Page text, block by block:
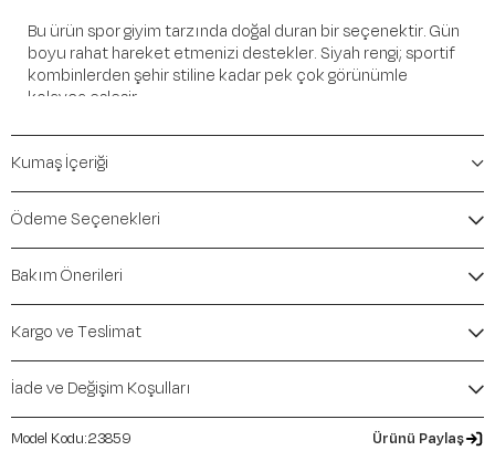
Bu ürün spor giyim tarzında doğal duran bir seçenektir. Gün
boyu rahat hareket etmenizi destekler. Siyah rengi; sportif
kombinlerden şehir stiline kadar pek çok görünümle
kolayca eşleşir.
Öne Çıkan Detaylar
Marka:Maraton
Renk:Siyah
İçerik / Bileşen:
Elastane
Kalıp / Form:
Kumaş İçeriği
Ödeme Seçenekleri
Bakım Önerileri
Kargo ve Teslimat
İade ve Değişim Koşulları
23859 Ürünü Paylaş